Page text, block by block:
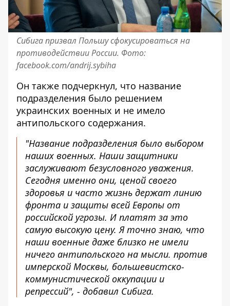
Сибига призвал Польшу сфокусироваться на
противодействии России. Фото:
facebook.com/andrij.sybiha
Он также подчеркнул, что название
подразделения было решением
украинских военных и не имело
антипольского содержания.
"Название подразделения было выбором
наших военных. Наши защитники
заслуживают безусловного уважения.
Сегодня именно они, ценой своего
здоровья и часто жизнь держат линию
фронта и защиты всей Европы от
российской угрозы. И платят за это
самую высокую цену. Я точно знаю, что
наши военные даже близко не имели
ничего антипольского на мысли. против
имперской Москвы, большевистско-
коммунистической оккупации и
репрессий", - добавил Сибига.